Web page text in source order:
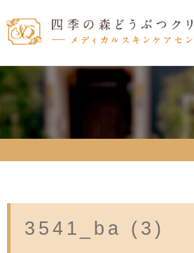
3541_ba (3)